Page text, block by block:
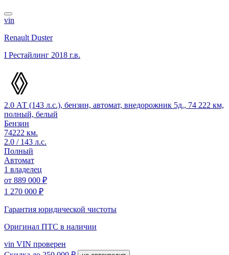
vin
Renault Duster
I Рестайлинг 2018 г.в.
2.0 АТ (143 л.с.), бензин, автомат, внедорожник 5д., 74 222 км,
полный, белый
Бензин
74222 км.
2.0 / 143 л.с.
Полный
Автомат
1 владелец
от 889 000 ₽
1 270 000 ₽
Гарантия юридической чистоты
Оригинал ПТС в наличии
vin VIN проверен